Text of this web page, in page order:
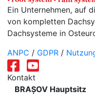
Ein Unternehmen, auf
von kompletten
Dachsysteme in
ANPC / GDPR /
Kontakt
BRAȘOV Hauptsitz